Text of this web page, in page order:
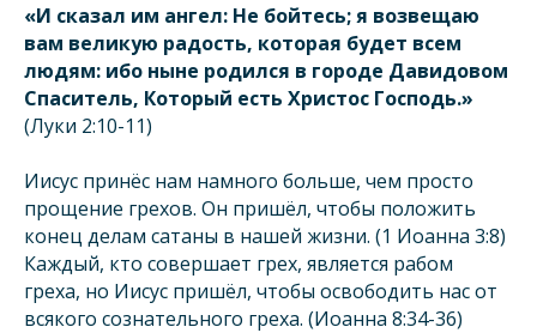
«И сказал им ангел: Не бойтесь; я возвещаю
вам великую радость, которая будет всем
людям: ибо ныне родился в городе Давидовом
Спаситель, Который есть Христос Господь.»
(Луки 2:10-11)
Иисус принёс нам намного больше, чем просто
прощение грехов. Он пришёл, чтобы положить
конец делам сатаны в нашей жизни. (1 Иоанна 3:8)
Каждый, кто совершает грех, является рабом
греха, но Иисус пришёл, чтобы освободить нас от
всякого сознательного греха. (Иоанна 8:34-36)